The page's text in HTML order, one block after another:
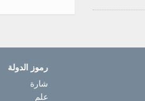
رموز الدولة
شارة
علم